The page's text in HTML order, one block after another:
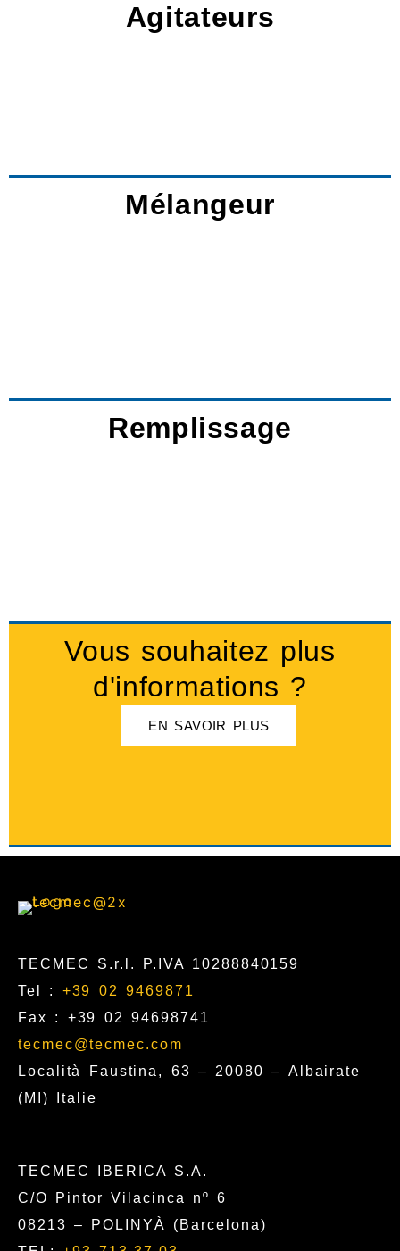
Agitateurs
Mélangeur
Remplissage
Vous souhaitez plus
d'informations ?
EN SAVOIR PLUS
TECMEC S.r.l. P.IVA 10288840159
Tel : +39 02 9469871
Fax : +39 02 94698741
tecmec@tecmec.com
Località Faustina, 63 – 20080 – Albairate
(MI) Italie
TECMEC IBERICA S.A.
C/O Pintor Vilacinca nº 6
08213 – POLINYÀ (Barcelona)